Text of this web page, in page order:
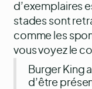
d’exemplaires
stades sont
comme les
vous voyez le
Burger King
d’être